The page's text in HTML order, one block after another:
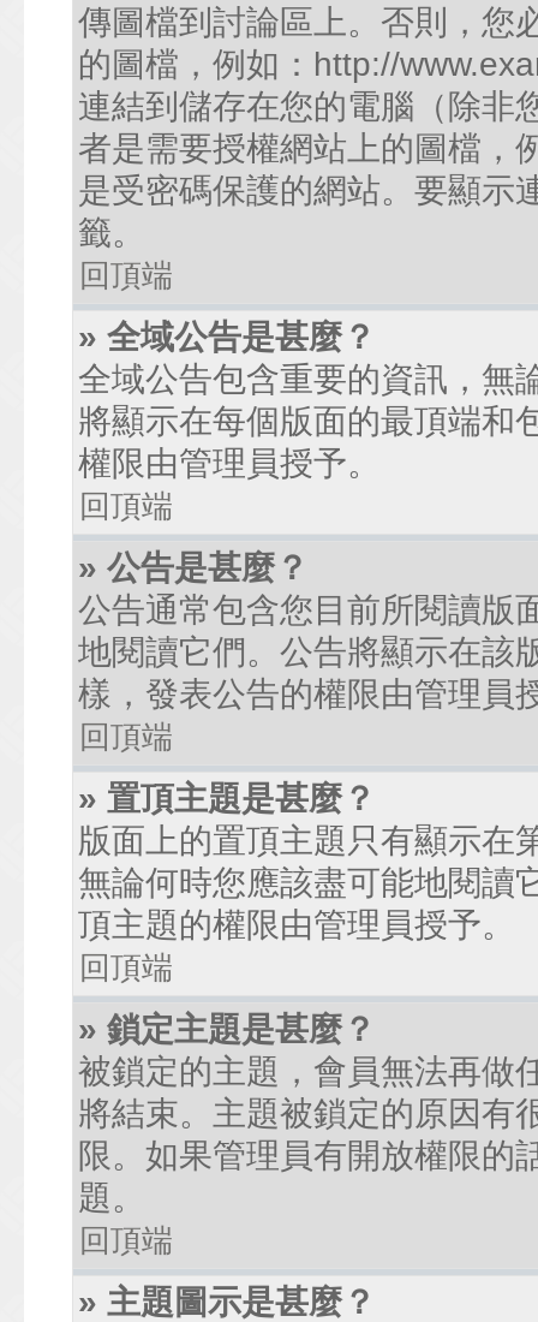
傳圖檔到討論區上。否則，您
的圖檔，例如：http://
連結到儲存在您的電腦（除非
者是需要授權網站上的圖檔，
是受密碼保護的網站。要顯示
籤。
回頂端
» 全域公告是甚麼？
全域公告包含重要的資訊，無
將顯示在每個版面的最頂端和
權限由管理員授予。
回頂端
» 公告是甚麼？
公告通常包含您目前所閱讀版
地閱讀它們。公告將顯示在該
樣，發表公告的權限由管理員
回頂端
» 置頂主題是甚麼？
版面上的置頂主題只有顯示在
無論何時您應該盡可能地閱讀
頂主題的權限由管理員授予。
回頂端
» 鎖定主題是甚麼？
被鎖定的主題，會員無法再做
將結束。主題被鎖定的原因有
限。如果管理員有開放權限的
題。
回頂端
» 主題圖示是甚麼？